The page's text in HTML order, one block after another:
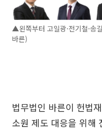
▲왼쪽부터 고일광·전기철·송
바른)
법무법인 바른이 헌법
소원 제도 대응을 위해